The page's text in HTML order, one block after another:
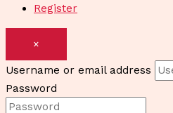
Register
×
Username or email address
Password